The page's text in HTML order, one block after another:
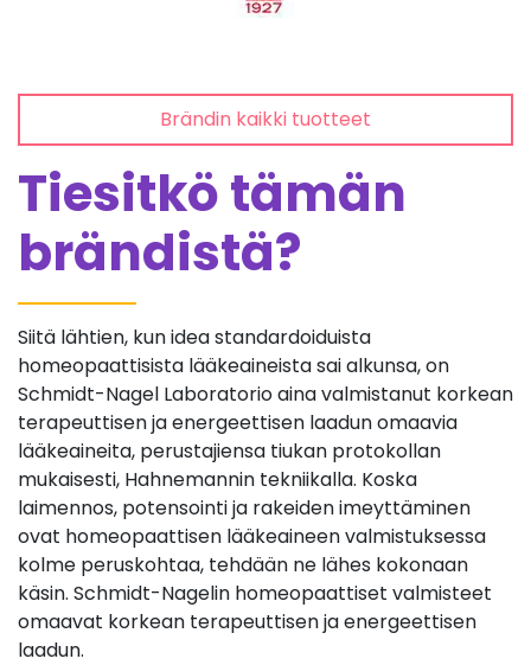
Brändin kaikki tuotteet
Tiesitkö tämän
brändistä?
Siitä lähtien, kun idea standardoiduista
homeopaattisista lääkeaineista sai alkunsa, on
Schmidt-Nagel Laboratorio aina valmistanut korkean
terapeuttisen ja energeettisen laadun omaavia
lääkeaineita, perustajiensa tiukan protokollan
mukaisesti, Hahnemannin tekniikalla. Koska
laimennos, potensointi ja rakeiden imeyttäminen
ovat homeopaattisen lääkeaineen valmistuksessa
kolme peruskohtaa, tehdään ne lähes kokonaan
käsin. Schmidt-Nagelin homeopaattiset valmisteet
omaavat korkean terapeuttisen ja energeettisen
laadun.